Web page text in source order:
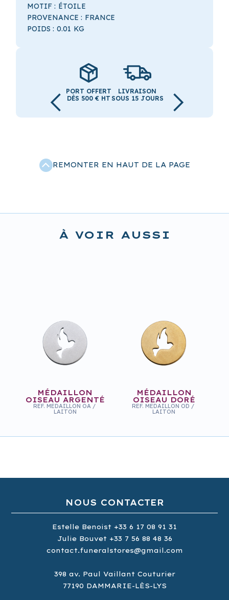
MOTIF : ÉTOILE
PROVENANCE : FRANCE
POIDS : 0.01 KG
PORT OFFERT
DÈS 500 € HT
LIVRAISON
SOUS 15 JOURS
REMONTER EN HAUT DE LA PAGE
À VOIR AUSSI
MÉDAILLON
OISEAU ARGENTÉ
REF. MEDAILLON OA /
LAITON
MÉDAILLON
OISEAU DORÉ
REF. MEDAILLON OD /
LAITON
MÉDAILLON ROSE
ARGENT
MEDAILLON RA /
MÉDAILLON ROSE
DORÉ
REF. MEDAILLON RD
NOUS CONTACTER
Estelle Benoist +33 6 17 08 91 31
Julie Bouvet +33 7 56 88 48 36
contact.funeralstores@gmail.com
398 av. Paul Vaillant Couturier
77190 DAMMARIE-LÈS-LYS